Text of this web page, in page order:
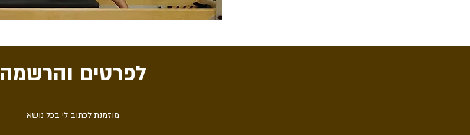
לפרטים והרשמה
מוזמנת לכתוב לי בכל נושא